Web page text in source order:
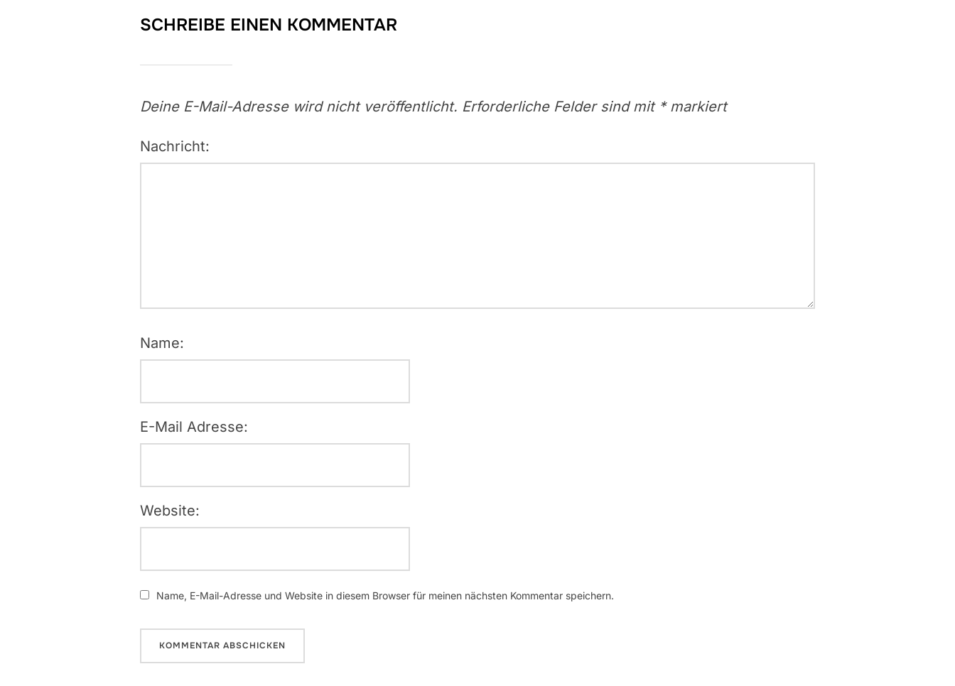
SCHREIBE EINEN KOMMENTAR
Deine E-Mail-Adresse wird nicht veröffentlicht. Erforderliche Felder sind mit *markiert
Nachricht:
Name:
E-Mail Adresse:
Website:
Name, E-Mail-Adresse und Website in diesem Browser für meinen nächsten Kommentar speichern.